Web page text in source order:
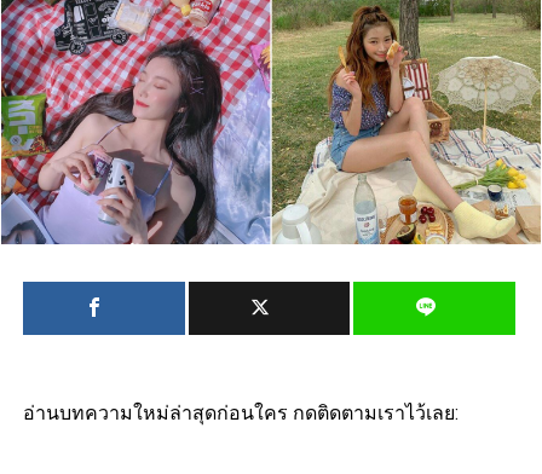
อ่านบทความใหม่ล่าสุดก่อนใคร กดติดตามเราไว้เลย: